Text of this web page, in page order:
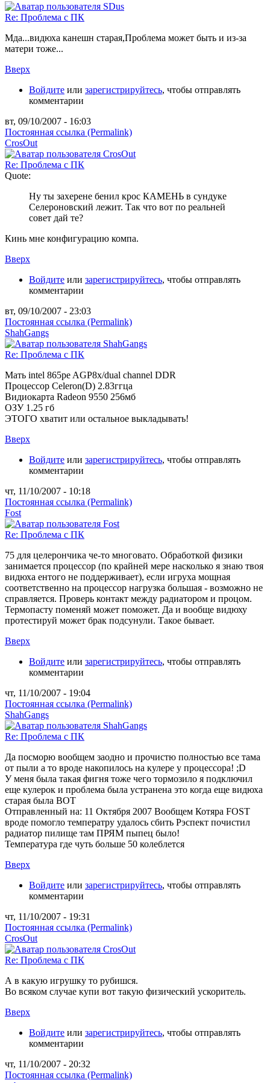
Re: Проблема с ПК
Мда...видюха канешн старая,Проблема может быть и из-за
матери тоже...
Вверх
Войдите или зарегистрируйтесь, чтобы отправлять
комментарии
вт, 09/10/2007 - 16:03
Постоянная ссылка (Permalink)
CrosOut
Re: Проблема с ПК
Quote:
Ну ты захерене бенил крос КАМЕНЬ в сундуке
Селероновский лежит. Так что вот по реальней
совет дай те?
Кинь мне конфигурацию компа.
Вверх
Войдите или зарегистрируйтесь, чтобы отправлять
комментарии
вт, 09/10/2007 - 23:03
Постоянная ссылка (Permalink)
ShahGangs
Re: Проблема с ПК
Мать intel 865pe AGP8x/dual channel DDR
Процессор Celeron(D) 2.83ггца
Видиокарта Radeon 9550 256мб
ОЗУ 1.25 гб
ЭТОГО хватит или остальное выкладывать!
Вверх
Войдите или зарегистрируйтесь, чтобы отправлять
комментарии
чт, 11/10/2007 - 10:18
Постоянная ссылка (Permalink)
Fost
Re: Проблема с ПК
75 для целерончика че-то многовато. Обработкой физики
занимается процессор (по крайней мере насколько я знаю твоя
видюха ентого не поддерживает), если игруха мощная
соответственно на процессор нагрузка большая - возможно не
справляется. Проверь контакт между радиатором и процом.
Термопасту поменяй может поможет. Да и вообще видюху
протестируй может брак подсунули. Такое бывает.
Вверх
Войдите или зарегистрируйтесь, чтобы отправлять
комментарии
чт, 11/10/2007 - 19:04
Постоянная ссылка (Permalink)
ShahGangs
Re: Проблема с ПК
Да посморю вообщем заодно и прочистю полностью все тама
от пыли а то вроде накопилось на кулере у процессора! ;D
У меня была такая фигня тоже чего тормозило я подключил
еще кулерок и проблема была устранена это когда еще видюха
старая была ВОТ
Отправленный на: 11 Октября 2007 Вообщем Котяра FOST
вроде помогло температру удалось сбить Рэспект почистил
радиатор пилище там ПРЯМ пыпец было!
Температура где чуть больше 50 колеблется
Вверх
Войдите или зарегистрируйтесь, чтобы отправлять
комментарии
чт, 11/10/2007 - 19:31
Постоянная ссылка (Permalink)
CrosOut
Re: Проблема с ПК
А в какую игрушку то рубишся.
Во всяком случае купи вот такую физический ускоритель.
Вверх
Войдите или зарегистрируйтесь, чтобы отправлять
комментарии
чт, 11/10/2007 - 20:32
Постоянная ссылка (Permalink)